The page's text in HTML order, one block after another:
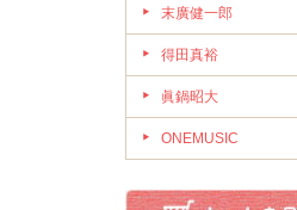
末廣健一郎
得田真裕
眞鍋昭大
ONEMUSIC